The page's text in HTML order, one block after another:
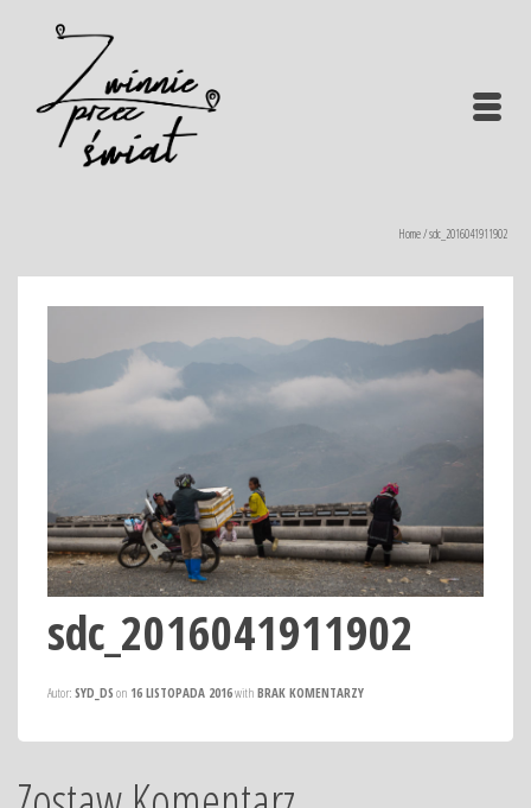
Home/sdc_2016041911902
sdc_2016041911902
Autor: SYD_DS on 16 LISTOPADA 2016with BRAK KOMENTARZY